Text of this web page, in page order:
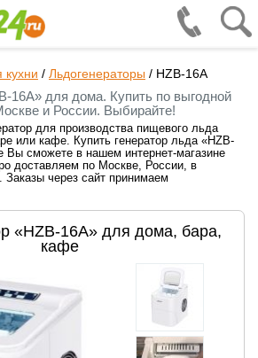
кухни / Льдогенераторы / HZB-16A
16A» для дома. Купить по выгодной
и России. Выбирайте!
для производства пищевого льда
или кафе. Купить генератор льда «HZB-
Вы сможете в нашем интернет-магазине
доставляем по Москве, России, в
Заказы через сайт принимаем
«HZB-16A» для дома, бара,
кафе